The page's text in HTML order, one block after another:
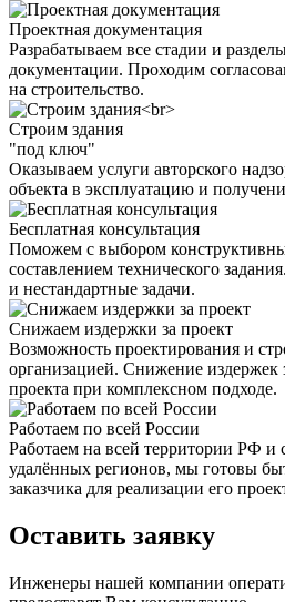
Проектная документация
Разрабатываем все стадии и
документации. Проходим
на строительство.
Строим здания
"под ключ"
Оказываем услуги авторского
объекта в эксплуатацию и
Бесплатная консультация
Поможем с выбором
составлением технического
и нестандартные задачи.
Снижаем издержки за проект
Возможность проектирования и
организацией. Снижение издержек
проекта при комплексном подходе.
Работаем по всей России
Работаем на всей территории РФ и
удалённых регионов, мы готовы
заказчика для реализации его
Оставить заявку
Инженеры нашей компании